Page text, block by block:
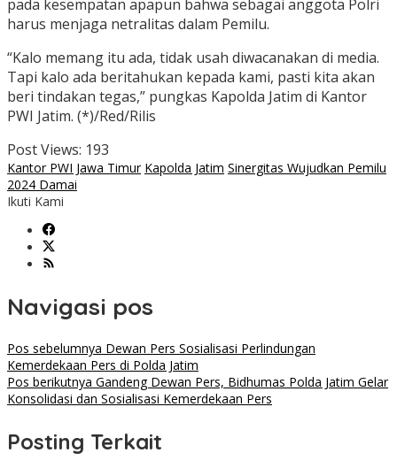
pada kesempatan apapun bahwa sebagai anggota Polri
harus menjaga netralitas dalam Pemilu.
“Kalo memang itu ada, tidak usah diwacanakan di media.
Tapi kalo ada beritahukan kepada kami, pasti kita akan
beri tindakan tegas,” pungkas Kapolda Jatim di Kantor
PWI Jatim. (*)/Red/Rilis
Post Views: 193
Kantor PWI Jawa Timur Kapolda Jatim Sinergitas Wujudkan Pemilu
2024 Damai
Ikuti Kami
Navigasi pos
Pos sebelumnya Dewan Pers Sosialisasi Perlindungan
Kemerdekaan Pers di Polda Jatim
Pos berikutnya Gandeng Dewan Pers, Bidhumas Polda Jatim Gelar
Konsolidasi dan Sosialisasi Kemerdekaan Pers
Posting Terkait